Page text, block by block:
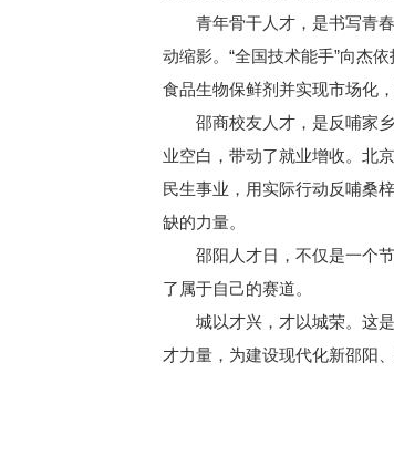
青年骨干人才，是书写青春
动缩影。“全国技术能手”向杰
食品生物保鲜剂并实现市场化
邵商校友人才，是反哺家乡
业空白，带动了就业增收。北
民生事业，用实际行动反哺桑
缺的力量。
邵阳人才日，不仅是一个节
了属于自己的赛道。
城以才兴，才以城荣。这是
才力量，为建设现代化新邵阳